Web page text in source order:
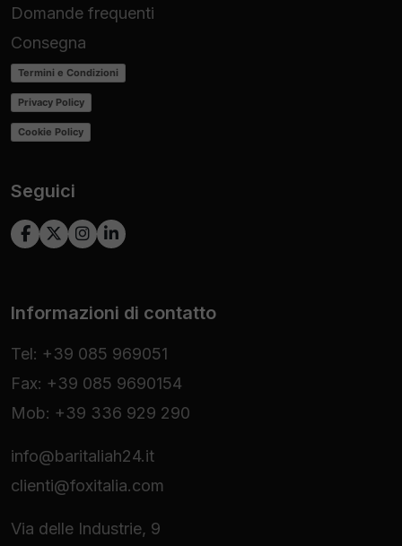
Domande frequenti
Consegna
Termini e Condizioni
Privacy Policy
Cookie Policy
Seguici
Informazioni di contatto
Tel: +39 085 969051
Fax: +39 085 9690154
Mob: +39 336 929 290
info@baritaliah24.it
clienti@foxitalia.com
Via delle Industrie, 9